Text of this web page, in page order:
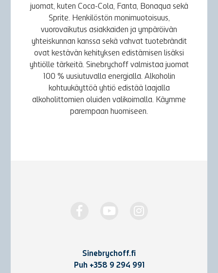
juomat, kuten Coca-Cola, Fanta, Bonaqua sekä
Sprite. Henkilöstön monimuotoisuus,
vuorovaikutus asiakkaiden ja ympäröivän
yhteiskunnan kanssa sekä vahvat tuotebrändit
ovat kestävän kehityksen edistämisen lisäksi
yhtiölle tärkeitä. Sinebrychoff valmistaa juomat
100 % uusiutuvalla energialla. Alkoholin
kohtuukäyttöä yhtiö edistää laajalla
alkoholittomien oluiden valikoimalla. Käymme
parempaan huomiseen.
Sinebrychoff.fi
Puh +358 9 294 991